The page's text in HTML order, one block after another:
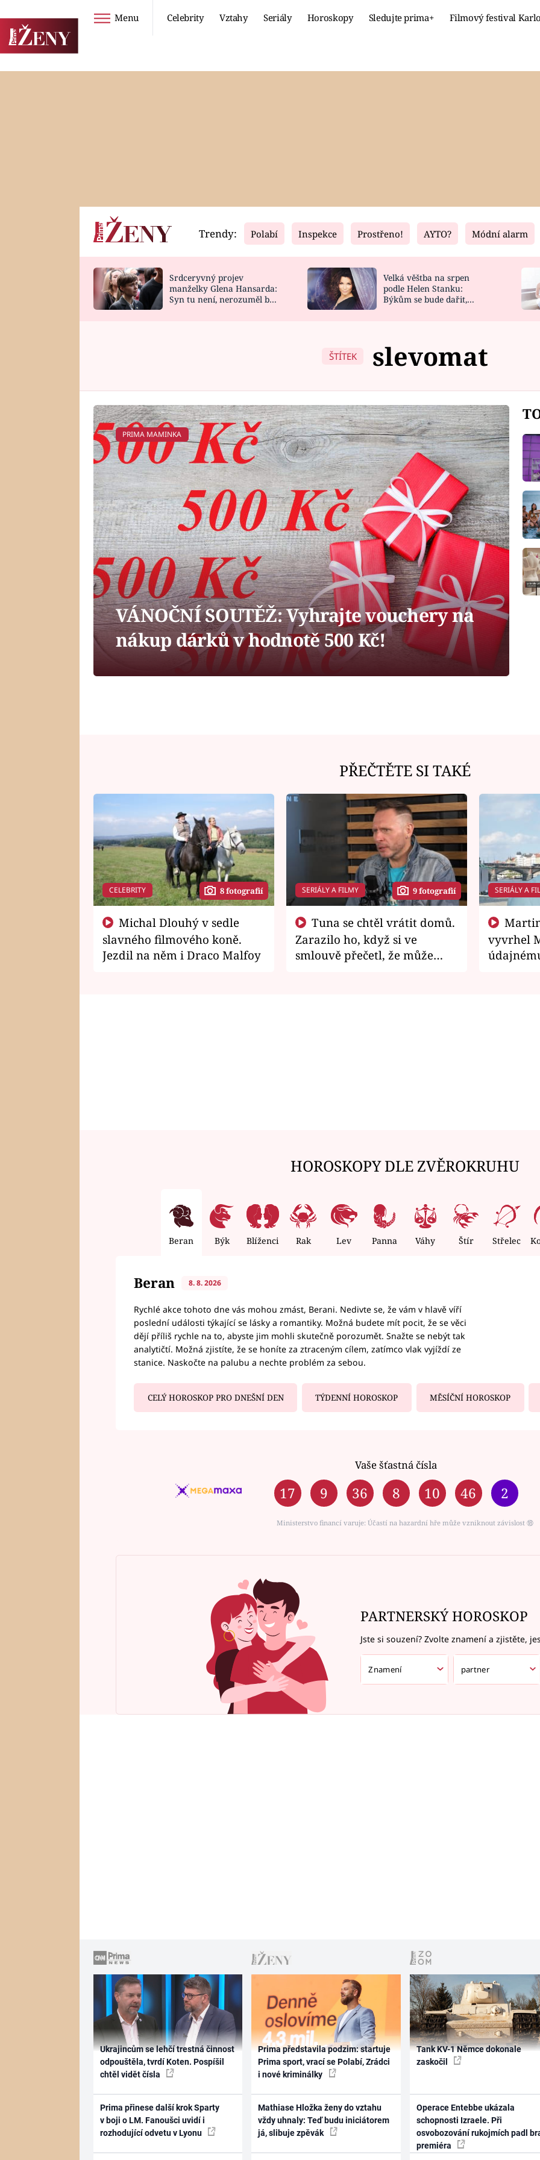
Menu Celebrity Vztahy Seriály Horoskopy Sledujte prima+ Filmový festival
Horoskopy
HOROSKOP NA
Video
CELEBRITY
VAŘENÍ
Fresh
NOVINKY
VIDEORECEPTY
Living
DESIGN
Trendy: Polabí Inspekce Prostřeno! AYTO? Módní alarm
Srdceryvný projev
manželky Glena Hansarda:
Syn tu není, nerozuměl by
Velká věštba na srpen
podle Helen Stanku:
Býkům se bude dařit,
ŠTÍTEK slevomat
PRIMA MAMINKA
VÁNOČNÍ SOUTĚŽ: Vyhrajte vouchery na
nákup dárků v hodnotě 500 Kč!
PŘEČTĚTE SI TAKÉ
CELEBRITY 8 fotografií
slavného filmového koně.
Jezdil na něm i Draco Malfoy
SERIÁLY A FILMY 9 fotografií
Zarazilo ho, když si ve
smlouvě přečetl, že může
SERIÁLY A
vyvrhel
HOROSKOPY DLE ZVĚROKRUHU
Beran Býk Blíženci Rak Lev Panna Váhy Štír Střelec
Beran 8. 8. 2026
Rychlé akce tohoto dne vás mohou zmást, Berani. Nedivte se, že vám v hlavě víří
poslední události týkající se lásky a romantiky. Možná budete mít pocit, že se věci
dějí příliš rychle na to, abyste jim mohli skutečně porozumět. Snažte se nebýt tak
analytičtí. Možná zjistíte, že se honíte za ztraceným cílem, zatímco vlak vyjíždí ze
stanice. Naskočte na palubu a nechte problém za sebou.
CELÝ HOROSKOP PRO DNEŠNÍ DEN TÝDENNÍ HOROSKOP MĚSÍČNÍ HOROSKOP
Vaše šťastná čísla
17 9 36 8 10 46 2
Ministerstvo financí varuje: Účastí na hazardní hře může vzniknout závislost ⑱
PARTNERSKÝ HOROSKOP
Jste si souzení? Zvolte znamení a zjistěte,
Ukrajincům se lehčí trestná činnost
odpouštěla, tvrdí Koten. Pospíšil
chtěl vidět čísla
Prima přinese další krok Sparty
v boji o LM. Fanoušci uvidí i
rozhodující odvetu v Lyonu
Prima představila podzim: startuje
Prima sport, vrací se Polabí, Zrádci
i nové kriminálky
Mathiase Hložka ženy do vztahu
vždy uhnaly: Teď budu iniciátorem
já, slibuje zpěvák
Tank KV-1 Němce dokonale
zaskočil
Operace Entebbe ukázala
schopnosti Izraele. Při
osvobozování rukojmích padl
premiéra